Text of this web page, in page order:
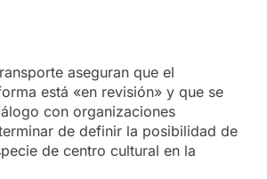
aseguran que el
está «en revisión» y que se
con organizaciones
de definir la posibilidad de
de centro cultural en la